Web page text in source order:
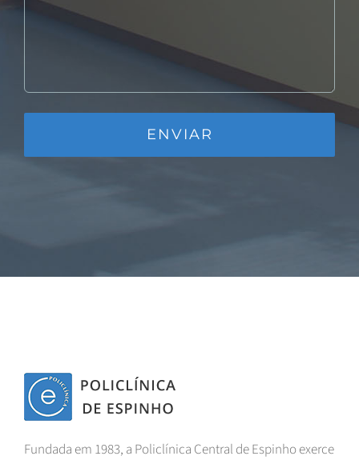
Fundada em 1983, a Policlínica Central de Espinho exerce